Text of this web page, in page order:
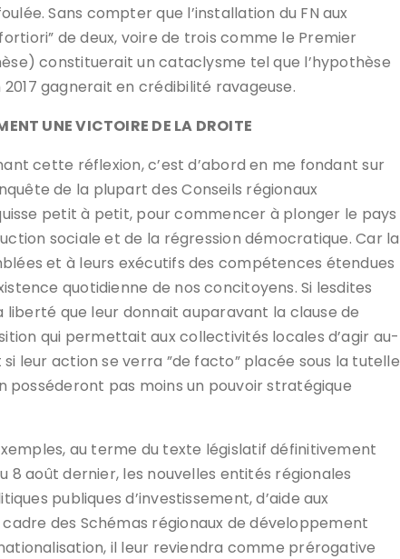
Sans compter que l’installation du FN aux
de deux, voire de trois comme le Premier
constituerait un cataclysme tel que l’hypothèse
gagnerait en crédibilité ravageuse.
UNE VICTOIRE DE LA DROITE
cette réflexion, c’est d’abord en me fondant sur
de la plupart des Conseils régionaux
petit à petit, pour commencer à plonger le pays
sociale et de la régression démocratique. Car la
et à leurs exécutifs des compétences étendues
quotidienne de nos concitoyens. Si lesdites
que leur donnait auparavant la clause de
qui permettait aux collectivités locales d’agir au-
leur action se verra ”de facto” placée sous la tutelle
posséderont pas moins un pouvoir stratégique
au terme du texte législatif définitivement
8 août dernier, les nouvelles entités régionales
publiques d’investissement, d’aide aux
des Schémas régionaux de développement
il leur reviendra comme prérogative